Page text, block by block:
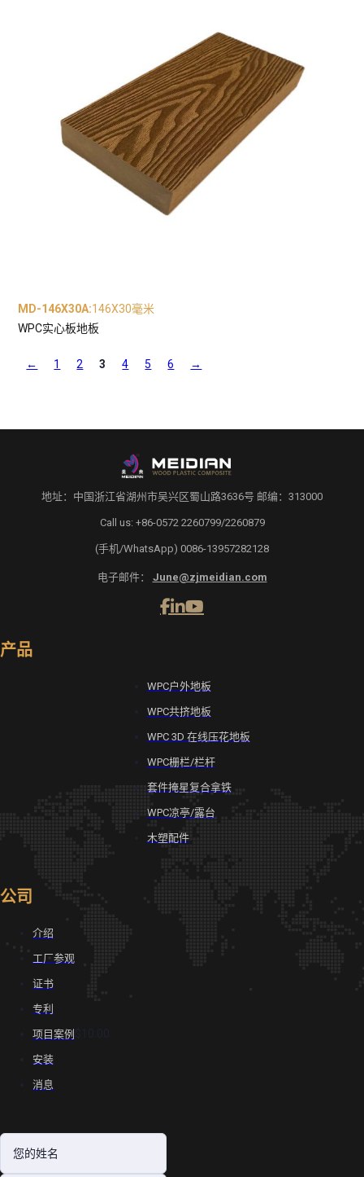
MD-146X30A:146X30毫米
WPC实心板地板
← 1 2 3 4 5 6 →
地址：中国浙江省湖州市吴兴区蜀山路3636号 邮编：313000
Call us: +86-0572 2260799/2260879
(手机/WhatsApp) 0086-13957282128
电子邮件： June@zjmeidian.com
产品
WPC户外地板
WPC共挤地板
WPC 3D 在线压花地板
WPC栅栏/栏杆
套件掩星复合拿铁
WPC凉亭/露台
木塑配件
公司
介绍
工厂参观
证书
专利
项目案例 $10.00
安装
消息